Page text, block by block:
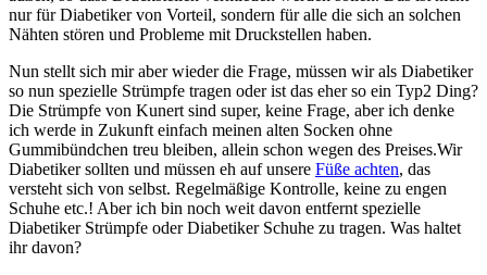
nur für Diabetiker von Vorteil, sondern für alle die sich an solchen
Nähten stören und Probleme mit Druckstellen haben.
Nun stellt sich mir aber wieder die Frage, müssen wir als Diabetiker
so nun spezielle Strümpfe tragen oder ist das eher so ein Typ2 Ding?
Die Strümpfe von Kunert sind super, keine Frage, aber ich denke
ich werde in Zukunft einfach meinen alten Socken ohne
Gummibündchen treu bleiben, allein schon wegen des Preises.Wir
Diabetiker sollten und müssen eh auf unsere Füße achten, das
versteht sich von selbst. Regelmäßige Kontrolle, keine zu engen
Schuhe etc.! Aber ich bin noch weit davon entfernt spezielle
Diabetiker Strümpfe oder Diabetiker Schuhe zu tragen. Was haltet
ihr davon?